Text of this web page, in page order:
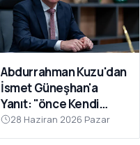
Abdurrahman Kuzu'dan
İsmet Güneşhan'a
Yanıt: "önce Kendi
Sorumluluk Alanınıza
Bakın"
28 Haziran 2026 Pazar